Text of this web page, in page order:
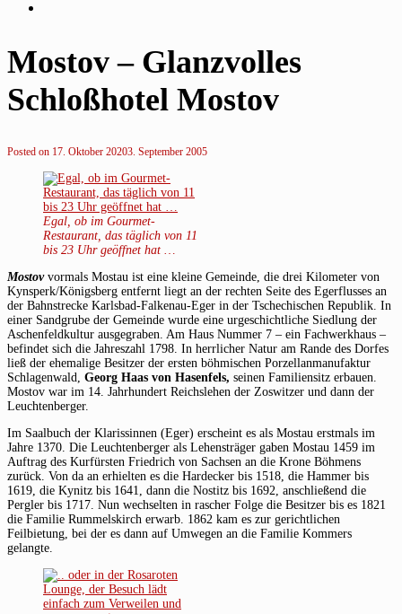
Mostov – Glanzvolles
Schloßhotel Mostov
Posted on 17. Oktober 20203. September 2005
Egal, ob im Gourmet-
Restaurant, das täglich von 11
bis 23 Uhr geöffnet hat …
Mostov vormals Mostau ist eine kleine Gemeinde, die drei Kilometer von
Kynsperk/Königsberg entfernt liegt an der rechten Seite des Egerflusses an
der Bahnstrecke Karlsbad-Falkenau-Eger in der Tschechischen Republik. In
einer Sandgrube der Gemeinde wurde eine urgeschichtliche Siedlung der
Aschenfeldkultur ausgegraben. Am Haus Nummer 7 – ein Fachwerkhaus –
befindet sich die Jahreszahl 1798. In herrlicher Natur am Rande des Dorfes
ließ der ehemalige Besitzer der ersten böhmischen Porzellanmanufaktur
Schlagenwald, Georg Haas von Hasenfels, seinen Familiensitz erbauen.
Mostov war im 14. Jahrhundert Reichslehen der Zoswitzer und dann der
Leuchtenberger.
Im Saalbuch der Klarissinnen (Eger) erscheint es als Mostau erstmals im
Jahre 1370. Die Leuchtenberger als Lehensträger gaben Mostau 1459 im
Auftrag des Kurfürsten Friedrich von Sachsen an die Krone Böhmens
zurück. Von da an erhielten es die Hardecker bis 1518, die Hammer bis
1619, die Kynitz bis 1641, dann die Nostitz bis 1692, anschließend die
Pergler bis 1717. Nun wechselten in rascher Folge die Besitzer bis es 1821
die Familie Rummelskirch erwarb. 1862 kam es zur gerichtlichen
Feilbietung, bei der es dann auf Umwegen an die Familie Kommers
gelangte.